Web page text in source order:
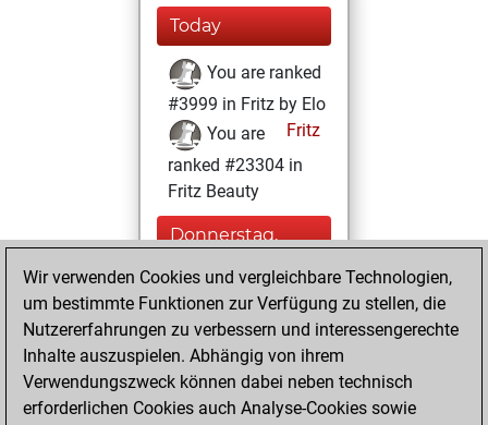
Today
You are ranked
#3999 in Fritz by Elo
Fritz
You are
ranked #23304 in
Fritz Beauty
Donnerstag,
You won
against Fritz
Fritz
You achieved a
new Elo of 1625
Wir verwenden Cookies und vergleichbare Technologien,
um bestimmte Funktionen zur Verfügung zu stellen, die
Nutzererfahrungen zu verbessern und interessengerechte
Inhalte auszuspielen. Abhängig von ihrem
Verwendungszweck können dabei neben technisch
erforderlichen Cookies auch Analyse-Cookies sowie